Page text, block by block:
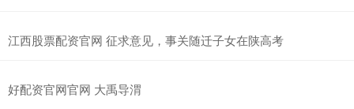
江西股票配资官网 征求意见，事关随迁子女在陕高考
好配资官网官网 大禹导渭